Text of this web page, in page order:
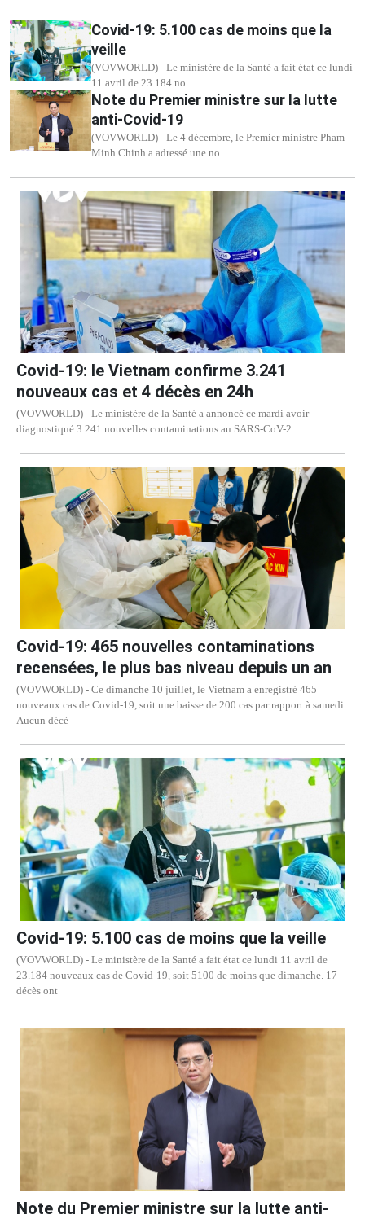
Covid-19: 5.100 cas de moins que la
veille
(VOVWORLD) - Le ministère de la Santé a fait état ce lundi
11 avril de 23.184 no
Note du Premier ministre sur la lutte
anti-Covid-19
(VOVWORLD) - Le 4 décembre, le Premier ministre Pham
Minh Chinh a adressé une no
Covid-19: le Vietnam confirme 3.241
nouveaux cas et 4 décès en 24h
(VOVWORLD) - Le ministère de la Santé a annoncé ce mardi avoir
diagnostiqué 3.241 nouvelles contaminations au SARS-CoV-2.
Covid-19: 465 nouvelles contaminations
recensées, le plus bas niveau depuis un an
(VOVWORLD) - Ce dimanche 10 juillet, le Vietnam a enregistré 465
nouveaux cas de Covid-19, soit une baisse de 200 cas par rapport à samedi.
Aucun décè
Covid-19: 5.100 cas de moins que la veille
(VOVWORLD) - Le ministère de la Santé a fait état ce lundi 11 avril de
23.184 nouveaux cas de Covid-19, soit 5100 de moins que dimanche. 17
décès ont
Note du Premier ministre sur la lutte anti-